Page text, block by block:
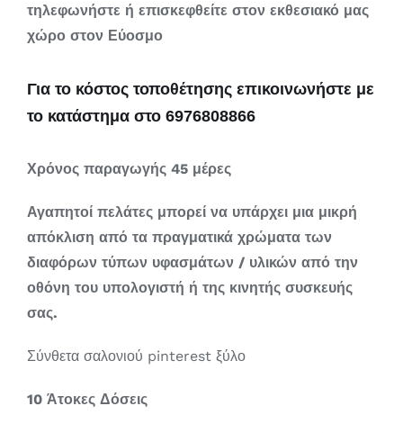
τηλεφωνήστε ή επισκεφθείτε στον εκθεσιακό μας
χώρο στον Εύοσμο
Για το κόστος τοποθέτησης επικοινωνήστε με
το κατάστημα στο 6976808866
Χρόνος παραγωγής 45 μέρες
Αγαπητοί πελάτες μπορεί να υπάρχει μια μικρή
απόκλιση από τα πραγματικά χρώματα των
διαφόρων τύπων υφασμάτων / υλικών από την
οθόνη του υπολογιστή ή της κινητής συσκευής
σας.
Σύνθετα σαλονιού pinterest ξύλο
10 Άτοκες Δόσεις